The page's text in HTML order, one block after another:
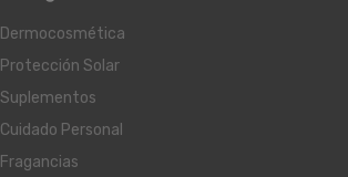
Dermocosmética
Protección Solar
Suplementos
Cuidado Personal
Fragancias